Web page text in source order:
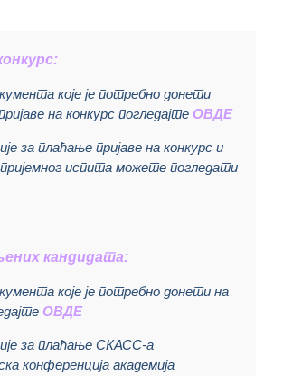
које је потребно донети
на конкурс погледајте ОВДЕ
за плаћање пријаве на конкурс и
испита можете погледати
кандидата:
које је потребно донети на
ОВДЕ
за плаћање СКАСС-а
конференција академија